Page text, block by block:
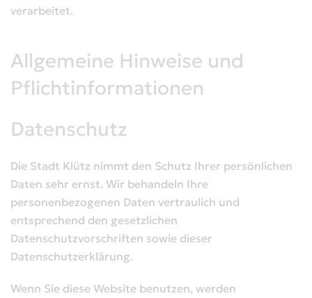
verarbeitet.
Allgemeine Hinweise und
Pflichtinformationen
Datenschutz
Die Stadt Klütz nimmt den Schutz Ihrer persönlichen
Daten sehr ernst. Wir behandeln Ihre
personenbezogenen Daten vertraulich und
entsprechend den gesetzlichen
Datenschutzvorschriften sowie dieser
Datenschutzerklärung.
Wenn Sie diese Website benutzen, werden